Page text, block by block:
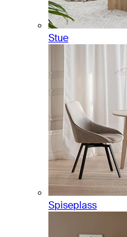
Stue
Spiseplass